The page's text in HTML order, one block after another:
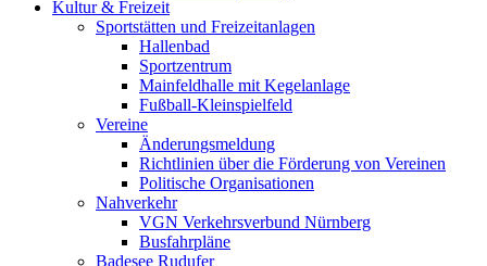
Kultur & Freizeit
Sportstätten und Freizeitanlagen
Hallenbad
Sportzentrum
Mainfeldhalle mit Kegelanlage
Fußball-Kleinspielfeld
Vereine
Änderungsmeldung
Richtlinien über die Förderung von Vereinen
Politische Organisationen
Nahverkehr
VGN Verkehrsverbund Nürnberg
Busfahrpläne
Badesee Rudufer